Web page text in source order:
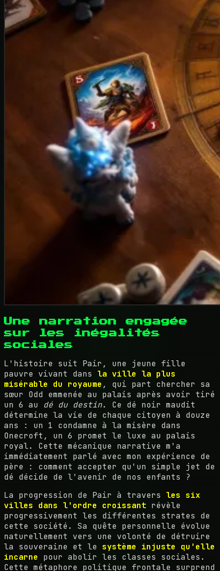
Une narration engagée
sur les inégalités
sociales
L'histoire suit Pair, une jeune fille
pauvre vivant dans la ville la plus
misérable du royaume , qui part chercher sa
sœur Odd emmenée au palais après avoir tiré
un 6 au dé du destin. Ce dé noir maudit
détermine la vie de chaque citoyen à douze
ans : un 1 condamne à la misère dans
Onecroft, un 6 promet le luxe au palais
royal. Cette mécanique narrative m'a
immédiatement parlé avec mon expérience de
père : comment accepter qu'un simple jet de
dé décide de l'avenir de nos enfants ?
La progression de Pair à travers les six
villes dans l'ordre croissant révèle
progressivement les différentes strates de
cette société. Sa quête personnelle évolue
naturellement vers une volonté de détruire
la souveraine et le système injuste qu'elle
incarne pour abolir les classes sociales.
Cette métaphore politique frontale surprend